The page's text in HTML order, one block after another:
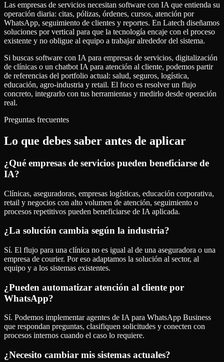
Las empresas de servicios necesitan software con IA que entienda su
operación diaria: citas, pólizas, órdenes, cursos, atención por
WhatsApp, seguimiento de clientes y reportes. En Latech diseñamos
soluciones por vertical para que la tecnología encaje con el proceso
existente y no obligue al equipo a trabajar alrededor del sistema.
Si buscas software con IA para empresas de servicios, digitalización
de clínicas o un chatbot IA para atención al cliente, podemos partir
de referencias del portfolio actual: salud, seguros, logística,
educación, agro-industria y retail. El foco es resolver un flujo
concreto, integrarlo con tus herramientas y medirlo desde operación
real.
Preguntas frecuentes
Lo que debes saber antes de aplicar
¿Qué empresas de servicios pueden beneficiarse de
IA?
Clínicas, aseguradoras, empresas logísticas, educación corporativa,
retail y negocios con alto volumen de atención, seguimiento o
procesos repetitivos pueden beneficiarse de IA aplicada.
¿La solución cambia según la industria?
Sí. El flujo para una clínica no es igual al de una aseguradora o una
empresa de courier. Por eso adaptamos la solución al sector, al
equipo y a los sistemas existentes.
¿Pueden automatizar atención al cliente por
WhatsApp?
Sí. Podemos implementar agentes de IA para WhatsApp Business
que respondan preguntas, clasifiquen solicitudes y conecten con
procesos internos cuando el caso lo requiere.
¿Necesito cambiar mis sistemas actuales?